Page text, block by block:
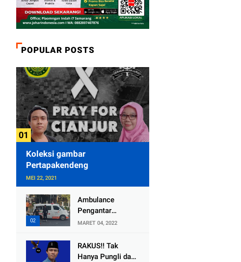
POPULAR POSTS
Koleksi gambar
Pertapakendeng
MEI 22, 2021
Ambulance
Pengantar
Jenazah Kepala
Mengalami
Kecelakaan
MARET 04, 2022
RAKUS!! Tak
Hanya Pungli dan